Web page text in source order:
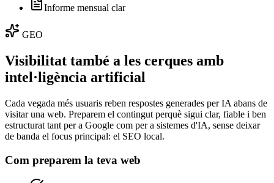
Informe mensual clar
GEO
Visibilitat també a les cerques amb
intel·ligència artificial
Cada vegada més usuaris reben respostes generades per IA abans de
visitar una web. Preparem el contingut perquè sigui clar, fiable i ben
estructurat tant per a Google com per a sistemes d'IA, sense deixar
de banda el focus principal: el SEO local.
Com preparem la teva web